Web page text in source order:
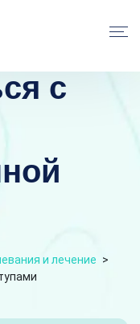
с
и лечение >